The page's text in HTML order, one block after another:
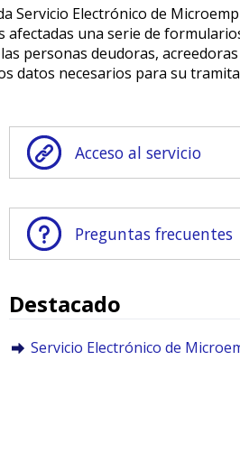
Servicio Electrónico de
afectadas una serie de
personas deudoras, acreedoras
datos necesarios para su
Acceso al servicio
Preguntas frecuentes
Destacado
Servicio Electrónico de